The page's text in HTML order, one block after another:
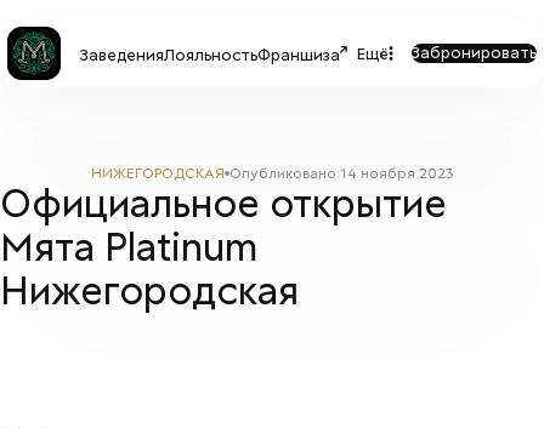
ЗаведенияЛояльностьФраншиза Ещё Забронировать
НИЖЕГОРОДСКАЯ Опубликовано 14 ноября 2023
Официальное открытие
Мята Platinum
Нижегородская